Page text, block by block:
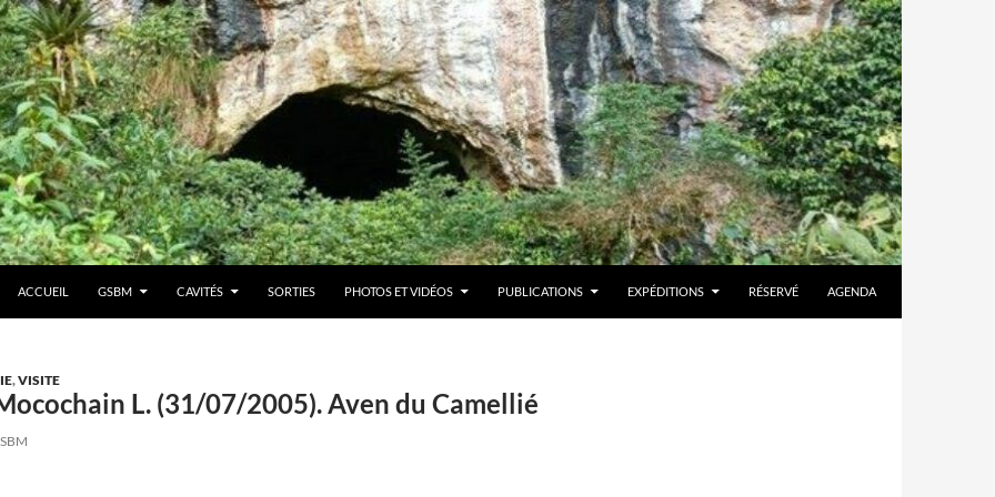
ACCUEIL GSBM CAVITÉS SORTIES PHOTOS ET VIDÉOS PUBLICATIONS EXPÉDITIONS RÉSERVÉ AGENDA
,VISITE
L. (31/07/2005). Aven du Camellié